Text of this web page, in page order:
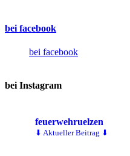
bei facebook
bei facebook
bei Instagram
feuerwehruelzen
⬇ Aktueller Beitrag ⬇